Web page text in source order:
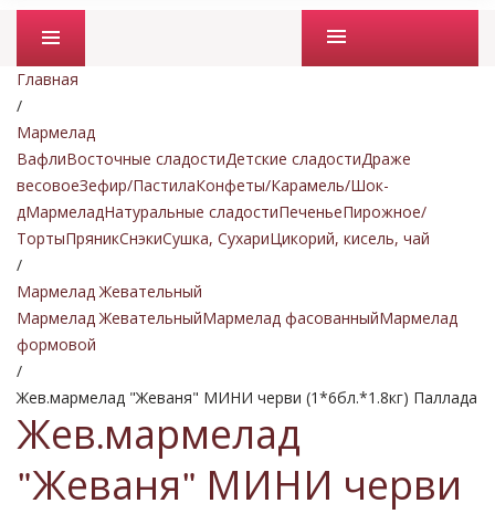
Промо товары
Главная
/
Мармелад
ВафлиВосточные сладостиДетские сладостиДраже
весовоеЗефир/ПастилаКонфеты/Карамель/Шок-
дМармеладНатуральные сладостиПеченьеПирожное/
ТортыПряникСнэкиСушка, СухариЦикорий, кисель, чай
/
Мармелад Жевательный
Мармелад ЖевательныйМармелад фасованныйМармелад
формовой
/
Жев.мармелад "Жеваня" МИНИ черви (1*6бл.*1.8кг) Паллада
Жев.мармелад
"Жеваня" МИНИ черви